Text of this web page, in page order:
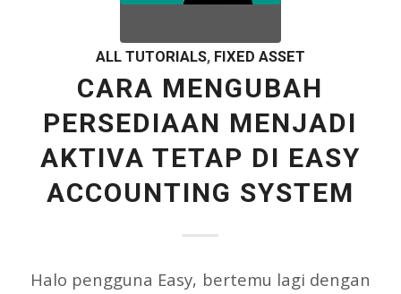
ALL TUTORIALS, FIXED ASSET
CARA MENGUBAH
PERSEDIAAN MENJADI
AKTIVA TETAP DI EASY
ACCOUNTING SYSTEM
Halo pengguna Easy, bertemu lagi dengan